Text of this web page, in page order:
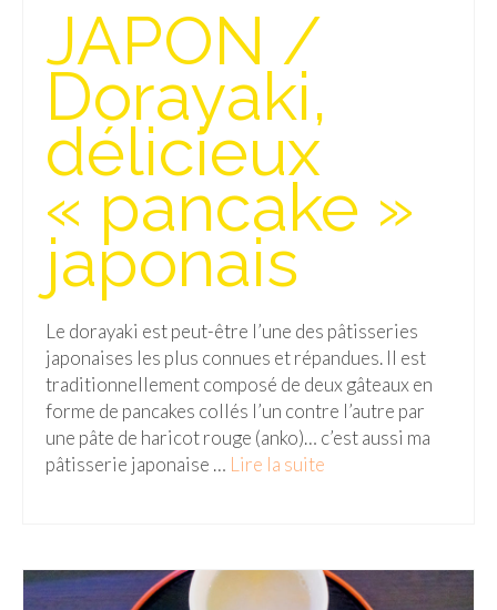
Ninh Binh
EUROPE
France
La Réunion
Paris
Saint-Malo
Savoie
Vendée
Munich
JAPON /
Dorayaki,
délicieux
« pancake »
japonais
Le dorayaki est peut-être l’une des pâtisseries
japonaises les plus connues et répandues. Il est
traditionnellement composé de deux gâteaux en
forme de pancakes collés l’un contre l’autre par
une pâte de haricot rouge (anko)… c’est aussi ma
pâtisserie japonaise … Lire la suite­­